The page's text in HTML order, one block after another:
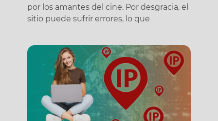
por los amantes del cine. Por desgracia, el
sitio puede sufrir errores, lo que